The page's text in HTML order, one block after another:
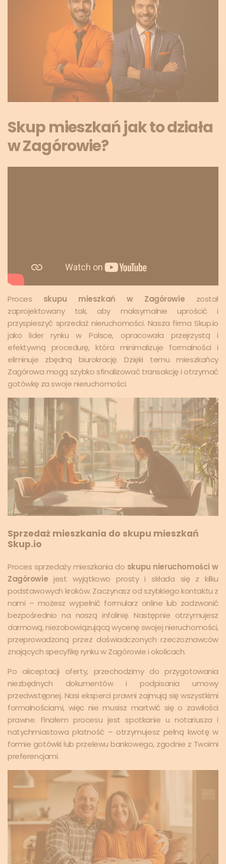
Skup mieszkań jak to działa
w Zagórowie?
Proces skupu mieszkań w Zagórowie został
zaprojektowany tak, aby maksymalnie uprościć i
przyspieszyć sprzedaż nieruchomości. Nasza firma Skup.io
jako lider rynku w Polsce, opracowała przejrzystą i
efektywną procedurę, która minimalizuje formalności i
eliminuje zbędną biurokrację. Dzięki temu mieszkańcy
Zagórowa mogą szybko sfinalizować transakcję i otrzymać
gotówkę za swoje nieruchomości.
Sprzedaż mieszkania do skupu mieszkań
Skup.io
Proces sprzedaży mieszkania do skupu nieruchomości w
Zagórowie jest wyjątkowo prosty i składa się z kilku
podstawowych kroków. Zaczynasz od szybkiego kontaktu z
nami – możesz wypełnić formularz online lub zadzwonić
bezpośrednio na naszą infolinię. Następnie otrzymujesz
darmową, niezobowiązującą wycenę swojej nieruchomości,
przeprowadzoną przez doświadczonych rzeczoznawców
znających specyfikę rynku w Zagórowie i okolicach.
Po akceptacji oferty, przechodzimy do przygotowania
niezbędnych dokumentów i podpisania umowy
przedwstępnej. Nasi eksperci prawni zajmują się wszystkimi
formalnościami, więc nie musisz martwić się o zawiłości
prawne. Finałem procesu jest spotkanie u notariusza i
natychmiastowa płatność – otrzymujesz pełną kwotę w
formie gotówki lub przelewu bankowego, zgodnie z Twoimi
preferencjami.